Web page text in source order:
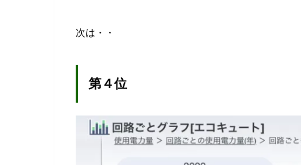
次は・・
第４位